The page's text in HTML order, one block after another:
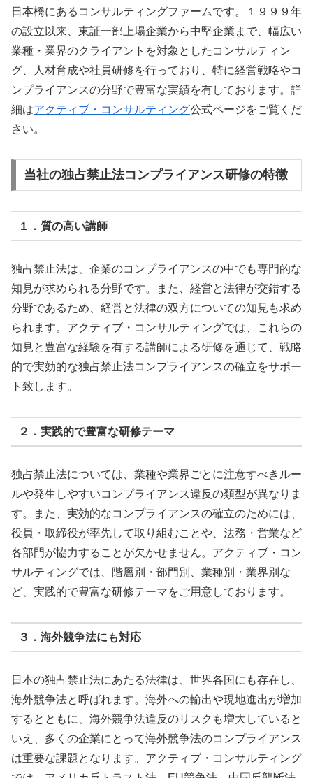
日本橋にあるコンサルティングファームです。１９９９年
の設立以来、東証一部上場企業から中堅企業まで、幅広い
業種・業界のクライアントを対象としたコンサルティン
グ、人材育成や社員研修を行っており、特に経営戦略やコ
ンプライアンスの分野で豊富な実績を有しております。詳
細はアクティブ・コンサルティング公式ページをご覧くだ
さい。
当社の独占禁止法コンプライアンス研修の特徴
１．質の高い講師
独占禁止法は、企業のコンプライアンスの中でも専門的な
知見が求められる分野です。また、経営と法律が交錯する
分野であるため、経営と法律の双方についての知見も求め
られます。アクティブ・コンサルティングでは、これらの
知見と豊富な経験を有する講師による研修を通じて、戦略
的で実効的な独占禁止法コンプライアンスの確立をサポー
ト致します。
２．実践的で豊富な研修テーマ
独占禁止法については、業種や業界ごとに注意すべきルー
ルや発生しやすいコンプライアンス違反の類型が異なりま
す。また、実効的なコンプライアンスの確立のためには、
役員・取締役が率先して取り組むことや、法務・営業など
各部門が協力することが欠かせません。アクティブ・コン
サルティングでは、階層別・部門別、業種別・業界別な
ど、実践的で豊富な研修テーマをご用意しております。
３．海外競争法にも対応
日本の独占禁止法にあたる法律は、世界各国にも存在し、
海外競争法と呼ばれます。海外への輸出や現地進出が増加
するとともに、海外競争法違反のリスクも増大していると
いえ、多くの企業にとって海外競争法のコンプライアンス
は重要な課題となります。アクティブ・コンサルティング